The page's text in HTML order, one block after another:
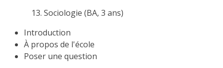
Sociologie (BA, 3 ans)
Introduction
À propos de l'école
Poser une question